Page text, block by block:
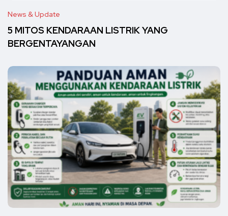
News & Update
5 MITOS KENDARAAN LISTRIK YANG
BERGENTAYANGAN